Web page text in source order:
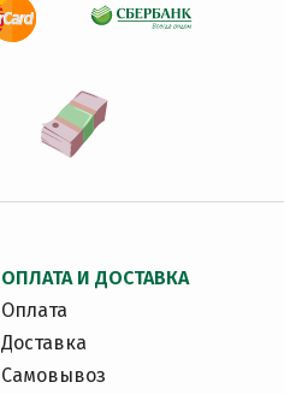
ОПЛАТА И ДОСТАВКА
Оплата
Доставка
Самовывоз